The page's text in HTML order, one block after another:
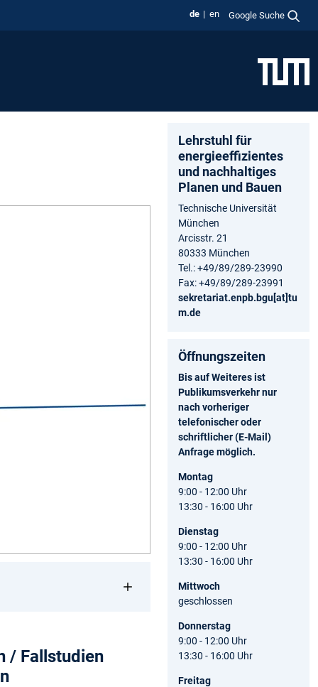
de en Google Suche
/ Fallstudien
Lehrstuhl für
energieeffizientes
und nachhaltiges
Planen und Bauen
Technische Universität
München
Arcisstr. 21
80333 München
Tel.: +49/89/289-23990
Fax: +49/89/289-23991
sekretariat.enpb.bgu[at]tu
m.de
Öffnungszeiten
Bis auf Weiteres ist
Publikumsverkehr nur
nach vorheriger
telefonischer oder
schriftlicher (E-Mail)
Anfrage möglich.
Montag
9:00 - 12:00 Uhr
13:30 - 16:00 Uhr
Dienstag
9:00 - 12:00 Uhr
13:30 - 16:00 Uhr
Mittwoch
geschlossen
Donnerstag
9:00 - 12:00 Uhr
13:30 - 16:00 Uhr
Freitag